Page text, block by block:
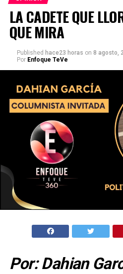
LA CADETE QUE
QUE MIRA
Published hace23 horas on 8 agosto,
Por Enfoque TeVe
Por: Dahian